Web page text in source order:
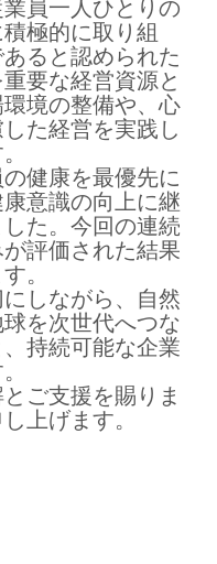
員一人ひとりの
極的に取り組
ると認められた
要な経営資源と
境の整備や、心
た経営を実践し
健康を最優先に
意識の向上に継
た。今回の連続
評価された結果
。
しながら、自然
を次世代へつな
持続可能な企業
ご支援を賜りま
上げます。